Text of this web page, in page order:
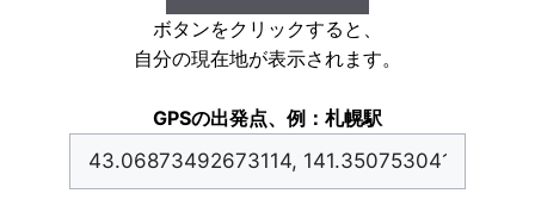
ボタンをクリックすると、
自分の現在地が表示されます。
GPSの出発点、例：札幌駅